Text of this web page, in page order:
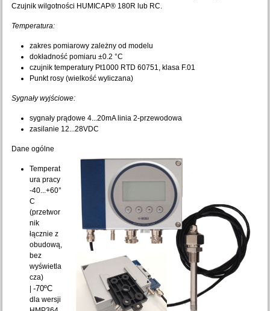
Czujnik wilgotności HUMICAP® 180R lub RC.
Temperatura:
zakres pomiarowy zależny od modelu
dokładność pomiaru ±0.2 °C
czujnik temperatury Pt1000 RTD 60751, klasa F.01
Punkt rosy (wielkość wyliczana)
Sygnały wyjściowe:
sygnały prądowe 4...20mA linia 2-przewodowa
zasilanie 12...28VDC
Dane ogólne
Temperat
ura pracy
-40...+60°
C
(przetwor
nik
łącznie z
obudową,
bez
wyświetla
cza)
|-70ºC
dla wersji